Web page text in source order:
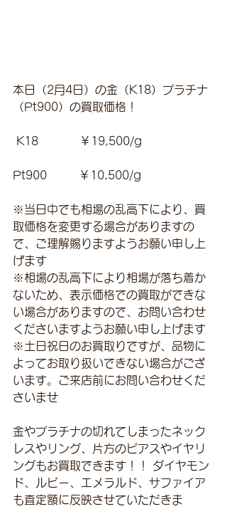
本日（2月4日）の金（K18）プラチナ
（Pt900）の買取価格！
K18　　　  ￥19,500/g
Pt900         ￥10,500/g
※当日中でも相場の乱高下により、買
取価格を変更する場合がありますの
で、ご理解賜りますようお願い申し上
げます
※相場の乱高下により相場が落ち着か
ないため、表示価格での買取ができな
い場合がありますので、お問い合わせ
くださいますようお願い申し上げます
※土日祝日のお買取りですが、品物に
よってお取り扱いできない場合がござ
います。ご来店前にお問い合わせくだ
さいませ
金やプラチナの切れてしまったネック
レスやリング、片方のピアスやイヤリ
ングもお買取できます！！ ダイヤモン
ド、ルビー、エメラルド、サファイア
も査定額に反映させていただきま